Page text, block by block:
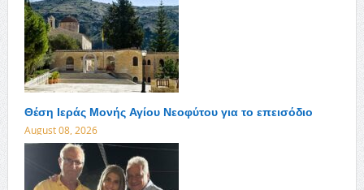
Θέση Ιεράς Μονής Αγίου Νεοφύτου για το επεισόδιο
August 08, 2026